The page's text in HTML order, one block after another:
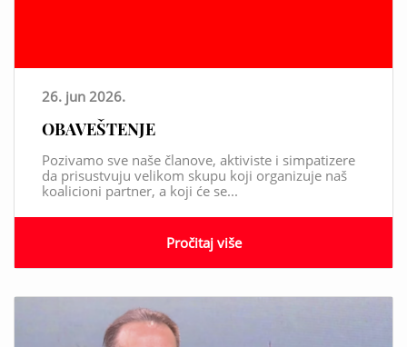
26. jun 2026.
OBAVEŠTENJE
Pozivamo sve naše članove, aktiviste i simpatizere
da prisustvuju velikom skupu koji organizuje naš
koalicioni partner, a koji će se...
Pročitaj više